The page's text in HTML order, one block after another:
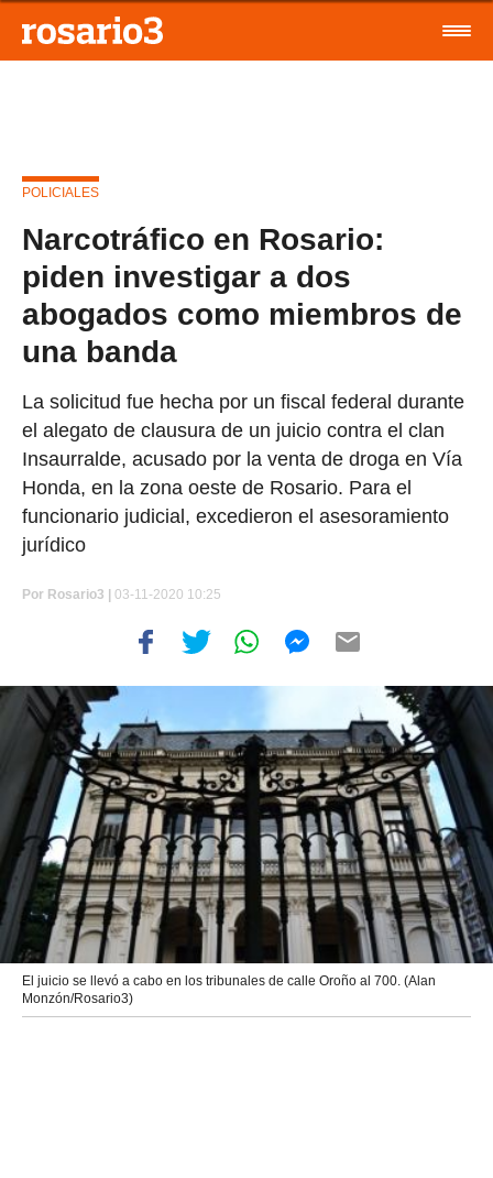
POLICIALES
Narcotráfico en Rosario:
piden investigar a dos
abogados como miembros de
una banda
La solicitud fue hecha por un fiscal federal durante
el alegato de clausura de un juicio contra el clan
Insaurralde, acusado por la venta de droga en Vía
Honda, en la zona oeste de Rosario. Para el
funcionario judicial, excedieron el asesoramiento
jurídico
Por Rosario3 | 03-11-2020 10:25
El juicio se llevó a cabo en los tribunales de calle Oroño al 700. (Alan
Monzón/Rosario3)